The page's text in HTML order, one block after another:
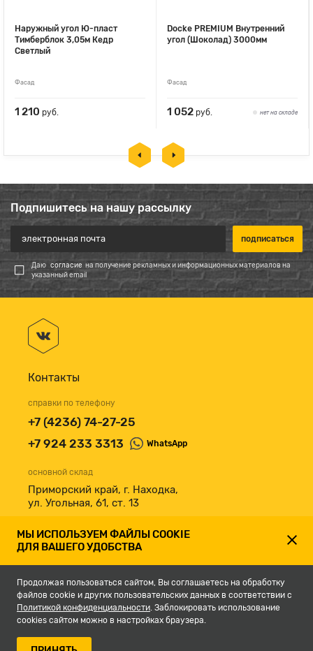
Наружный угол Ю-пласт
Тимберблок 3,05м Кедр
Светлый
Фасад
1 210 руб.
Docke PREMIUM Внутренний
угол (Шоколад) 3000мм
Фасад
1 052 руб. нет на складе
Подпишитесь на нашу рассылку
Даю согласие на получение рекламных и информационных материалов на
указанный email
Контакты
справки по телефону
+7 (4236) 74-27-25
+7 924 233 3313
WhatsApp
основной склад
Приморский край, г. Находка,
ул. Угольная, 61, ст. 13
принимаем к оплате
© 2007-2026, Магазин строительных материалов СКЛАД13.РФ.
МЫ ИСПОЛЬЗУЕМ ФАЙЛЫ COOKIE
ДЛЯ ВАШЕГО УДОБСТВА
Продолжая пользоваться сайтом, Вы соглашаетесь на обработку
файлов cookie и других пользовательских данных в соответствии с
Политикой конфиденциальности. Заблокировать использование
cookies сайтом можно в настройках браузера.